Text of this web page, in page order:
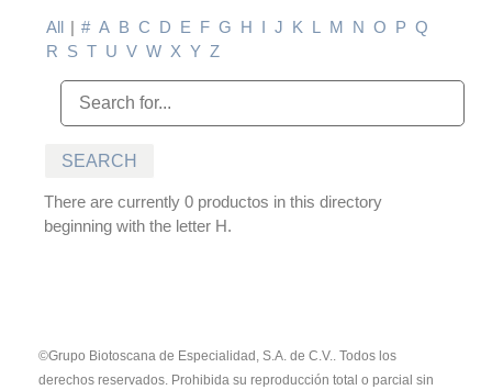
All | # A B C D E F G H I J K L M N O P Q
R S T U V W X Y Z
There are currently 0 productos in this directory
beginning with the letter H.
©Grupo Biotoscana de Especialidad, S.A. de C.V.. Todos los
derechos reservados. Prohibida su reproducción total o parcial sin